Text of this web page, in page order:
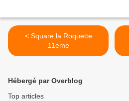
< Square la Roquette
11eme
Hébergé par Overblog
Top articles